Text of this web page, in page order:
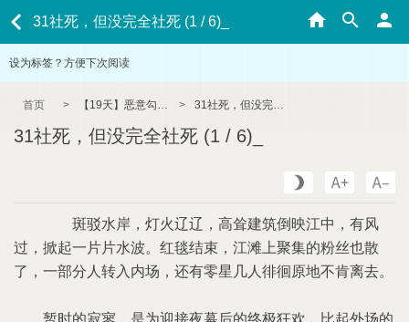
31社死，但没完全社死 (1 / 6)_
设为标签？方便下次阅读
首页 > 【19天】恶意勾引（np/双性/骚浪/OOC） > 31社死，但没完全社死 (1 / 6)_
31社死，但没完全社死 (1 / 6)_
斑驳水岸，灯火辽辽，高耸建筑倒映江中，有风
过，掀起一片片水波。红毯结束，江滩上聚集的粉丝也散
了，一部分人转入内场，还有零星几人徘徊原地不肯离去。
暂时的寂寥，是为迎接夜幕后的终极狂欢。比起外场的